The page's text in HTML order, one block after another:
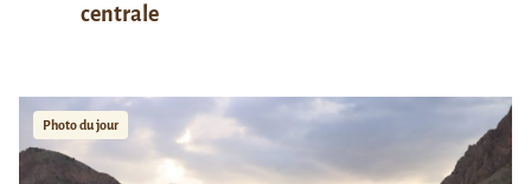
centrale
Photo du jour